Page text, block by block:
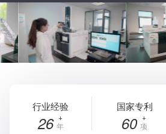
行业经验
26 年
国家专利
60 项